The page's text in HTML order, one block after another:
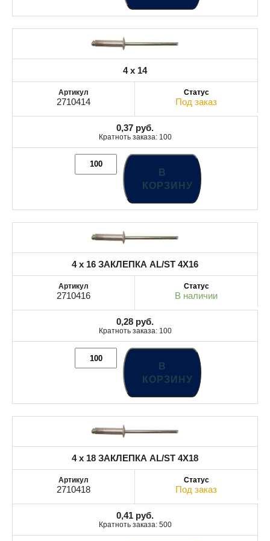
4 x 14
2710414 Под заказ
0,37 руб.
Кратноть заказа: 100
В
КОРЗИНУ
4 x 16 ЗАКЛЕПКА AL/ST 4X16
2710416 В наличии
0,28 руб.
Кратноть заказа: 100
В
КОРЗИНУ
4 x 18 ЗАКЛЕПКА AL/ST 4X18
2710418 Под заказ
0,41 руб.
Кратноть заказа: 500